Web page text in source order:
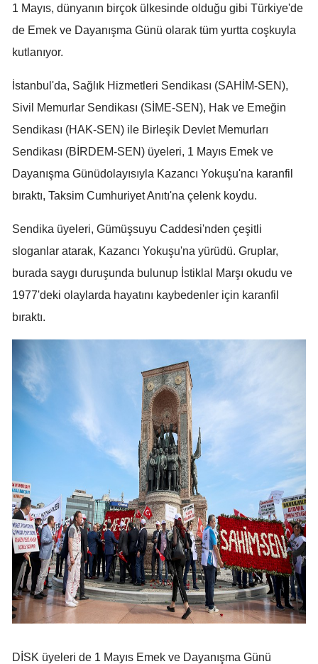
Erzurum
Eskişehir
Gümüşhane
Hakkari
İstanbul
İzmir
Kastamonu
Kayseri
Kırklareli
Kırşehir
Kocaeli
Konya
Kütahya
Malatya
Manisa
Kahramanmaraş
Mardin
1 Mayıs, dünyanın birçok ülkesinde olduğu gibi Türkiye'de
de Emek ve Dayanışma Günü olarak tüm yurtta coşkuyla
kutlanıyor.
İstanbul'da, Sağlık Hizmetleri Sendikası (SAHİM-SEN),
Sivil Memurlar Sendikası (SİME-SEN), Hak ve Emeğin
Sendikası (HAK-SEN) ile Birleşik Devlet Memurları
Sendikası (BİRDEM-SEN) üyeleri, 1 Mayıs Emek ve
Dayanışma Günüdolayısıyla Kazancı Yokuşu'na karanfil
bıraktı, Taksim Cumhuriyet Anıtı'na çelenk koydu.
Sendika üyeleri, Gümüşsuyu Caddesi'nden çeşitli
sloganlar atarak, Kazancı Yokuşu'na yürüdü. Gruplar,
burada saygı duruşunda bulunup İstiklal Marşı okudu ve
1977'deki olaylarda hayatını kaybedenler için karanfil
bıraktı.
DİSK üyeleri de 1 Mayıs Emek ve Dayanışma Günü